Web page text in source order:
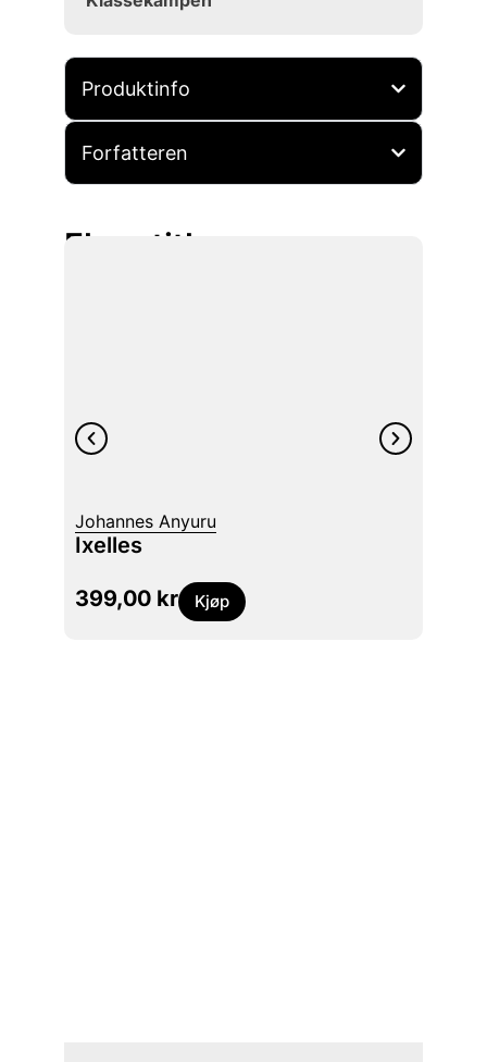
Produktinfo
Forfatteren
Flere titler
Johannes Anyuru
Ixelles
399,00 kr Kjøp